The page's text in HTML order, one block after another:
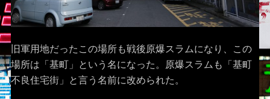
旧軍用地だったこの場所も戦後原爆スラムになり、この
場所は「基町」という名になった。原爆スラムも「基町
不良住宅街」と言う名前に改められた。